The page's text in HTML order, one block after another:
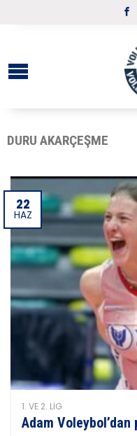
DURU AKARÇEŞME
22
HAZ
1. VE 2. LIG
Adam